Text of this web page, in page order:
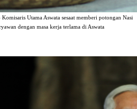
Utama Aswata sesaat memberi potongan Nasi
dengan masa kerja terlama di Aswata